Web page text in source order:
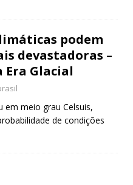
podem
devastadoras –
Era Glacial
meio grau Celsuis,
de condições